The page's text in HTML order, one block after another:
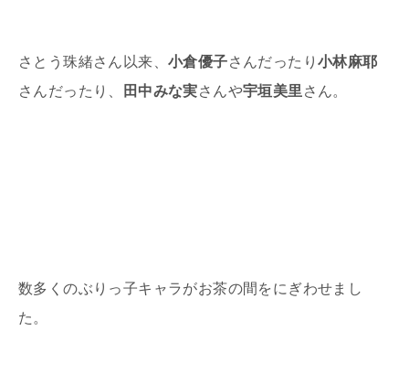
さとう珠緒さん以来、 小倉優子さんだったり小林麻耶
さんだったり、
田中みな実さんや宇垣美里 さん。
数多くのぶりっ子キャラがお茶の間をにぎわせまし
た。